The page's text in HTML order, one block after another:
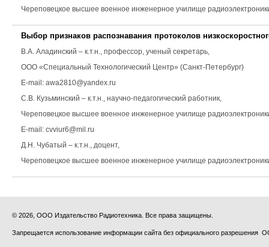
Череповецкое высшее военное инженерное училище
Выбор признаков распознавания протоколов
В.А. Аладинский – к.т.н., профессор, ученый секретарь,
ООО «Специальный Технологический Центр» (Санкт-Петербург)
E-mail: awa2810@yandex.ru
С.В. Кузьминский – к.т.н., научно-педагогический работник,
Череповецкое высшее военное инженерное училище
E-mail: cvviur6@mil.ru
Д.Н. Чубатый – к.т.н., доцент,
Череповецкое высшее военное инженерное училище
© 2026, ООО Издательство Радиотехника. Все права защищены.
Запрещается использование информации сайта без официального разрешения